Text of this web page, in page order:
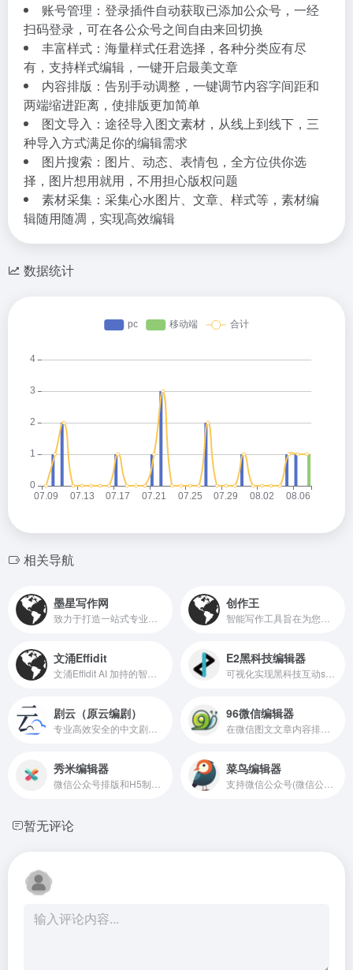
账号管理：登录插件自动获取已添加公众号，一经
扫码登录，可在各公众号之间自由来回切换
丰富样式：海量样式任君选择，各种分类应有尽
有，支持样式编辑，一键开启最美文章
内容排版：告别手动调整，一键调节内容字间距和
两端缩进距离，使排版更加简单
图文导入：途径导入图文素材，从线上到线下，三
种导入方式满足你的编辑需求
图片搜索：图片、动态、表情包，全方位供你选
择，图片想用就用，不用担心版权问题
素材采集：采集心水图片、文章、样式等，素材编
辑随用随凋，实现高效编辑
数据统计
相关导航
墨星写作网 创作王
文涌Effidit E2黑科技编辑器
剧云（原云编剧） 96微信编辑器
秀米编辑器 菜鸟编辑器
暂无评论